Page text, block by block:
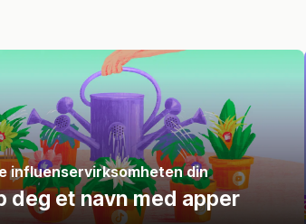
influenservirksomheten din
deg et navn med apper